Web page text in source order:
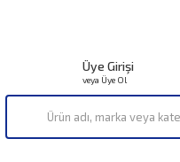
Üye Girişi
veya Üye Ol